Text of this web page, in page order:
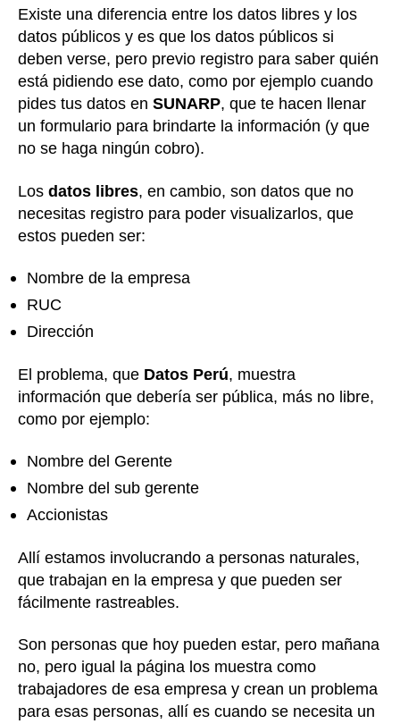
Existe una diferencia entre los datos libres y los
datos públicos y es que los datos públicos si
deben verse, pero previo registro para saber quién
está pidiendo ese dato, como por ejemplo cuando
pides tus datos en SUNARP, que te hacen llenar
un formulario para brindarte la información (y que
no se haga ningún cobro).
Los datos libres, en cambio, son datos que no
necesitas registro para poder visualizarlos, que
estos pueden ser:
Nombre de la empresa
RUC
Dirección
El problema, que Datos Perú, muestra
información que debería ser pública, más no libre,
como por ejemplo:
Nombre del Gerente
Nombre del sub gerente
Accionistas
Allí estamos involucrando a personas naturales,
que trabajan en la empresa y que pueden ser
fácilmente rastreables.
Son personas que hoy pueden estar, pero mañana
no, pero igual la página los muestra como
trabajadores de esa empresa y crean un problema
para esas personas, allí es cuando se necesita un